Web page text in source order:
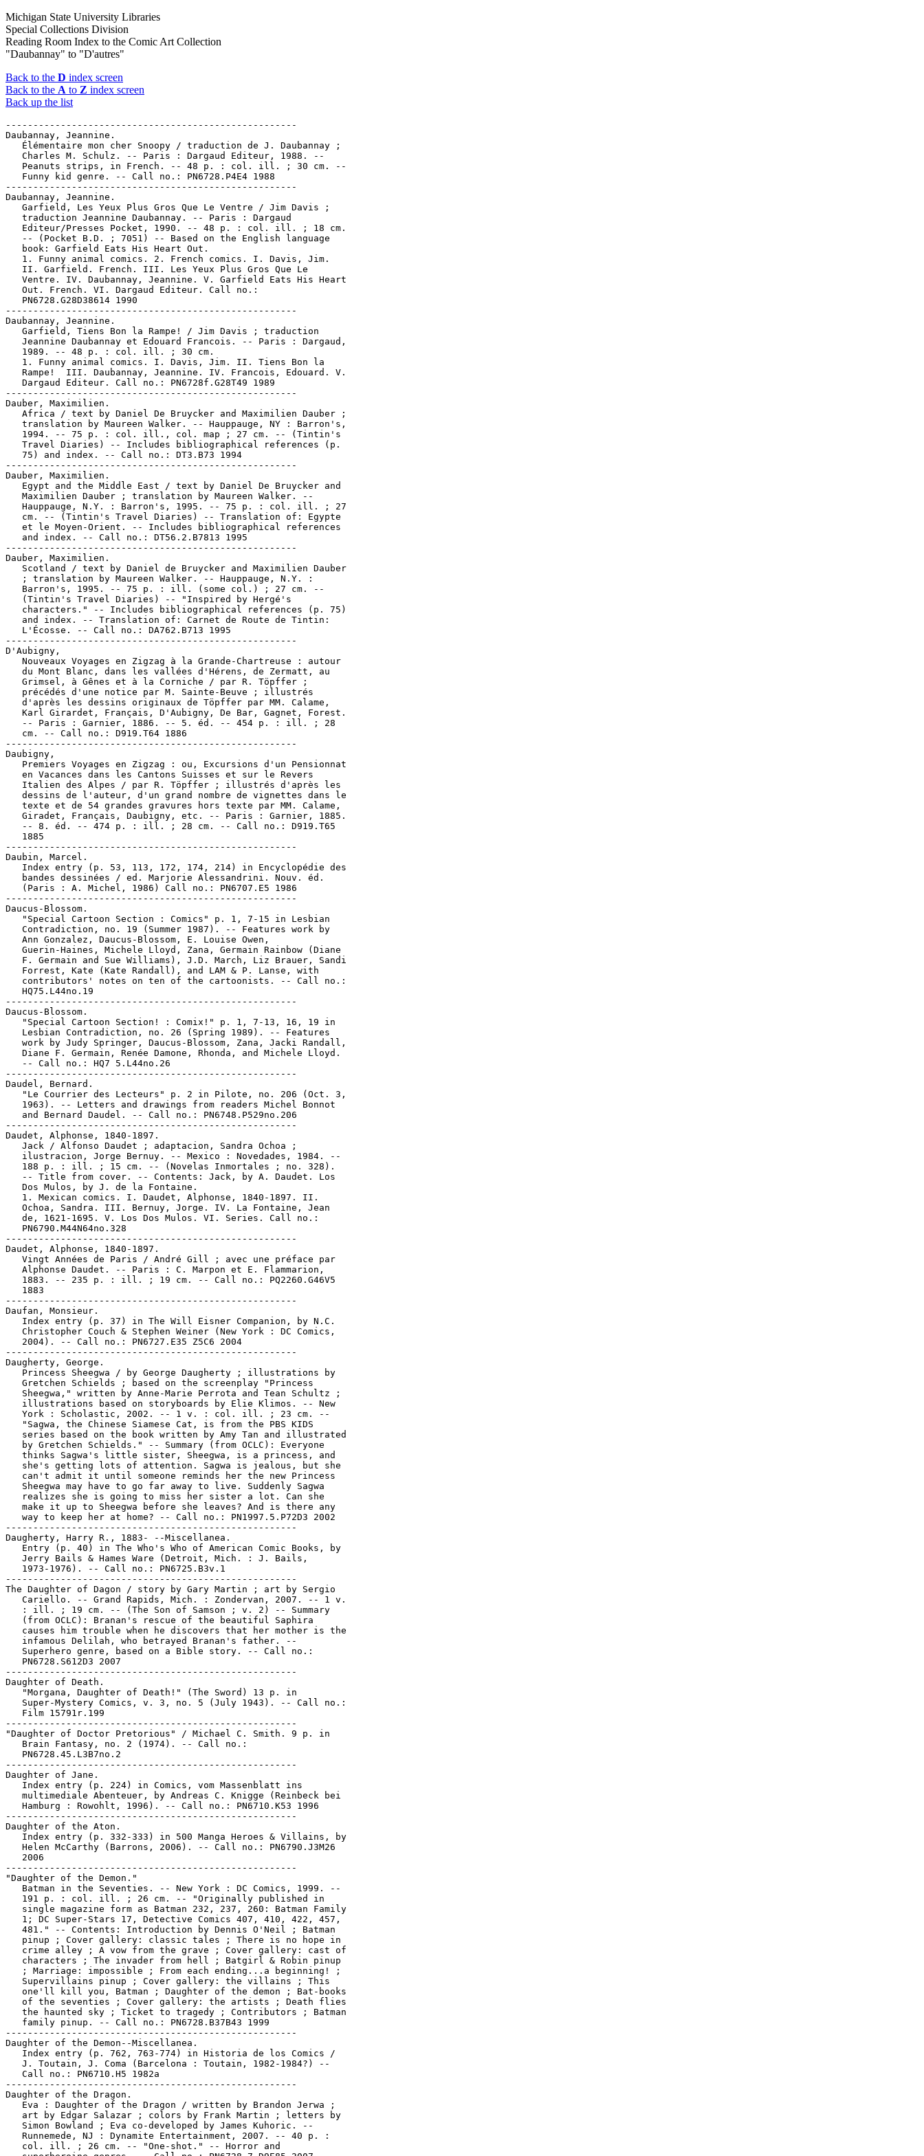
Michigan State University Libraries
Special Collections Division
Reading Room Index to the Comic Art Collection
"Daubannay" to "D'autres"
Back to the D index screen
Back to the A to Z index screen
Back up the list
-----------------------------------------------------
Daubannay, Jeannine.
   Élémentaire mon cher Snoopy / traduction de J. Daubannay ;
   Charles M. Schulz. -- Paris : Dargaud Editeur, 1988. --
   Peanuts strips, in French. -- 48 p. : col. ill. ; 30 cm. --
   Funny kid genre. -- Call no.: PN6728.P4E4 1988
-----------------------------------------------------
Daubannay, Jeannine.
   Garfield, Les Yeux Plus Gros Que Le Ventre / Jim Davis ;
   traduction Jeannine Daubannay. -- Paris : Dargaud
   Editeur/Presses Pocket, 1990. -- 48 p. : col. ill. ; 18 cm.
   -- (Pocket B.D. ; 7051) -- Based on the English language
   book: Garfield Eats His Heart Out.
   1. Funny animal comics. 2. French comics. I. Davis, Jim.
   II. Garfield. French. III. Les Yeux Plus Gros Que Le
   Ventre. IV. Daubannay, Jeannine. V. Garfield Eats His Heart
   Out. French. VI. Dargaud Editeur. Call no.:
   PN6728.G28D38614 1990
-----------------------------------------------------
Daubannay, Jeannine.
   Garfield, Tiens Bon la Rampe! / Jim Davis ; traduction
   Jeannine Daubannay et Edouard Francois. -- Paris : Dargaud,
   1989. -- 48 p. : col. ill. ; 30 cm.
   1. Funny animal comics. I. Davis, Jim. II. Tiens Bon la
   Rampe!  III. Daubannay, Jeannine. IV. Francois, Edouard. V.
   Dargaud Editeur. Call no.: PN6728f.G28T49 1989
-----------------------------------------------------
Dauber, Maximilien.
   Africa / text by Daniel De Bruycker and Maximilien Dauber ;
   translation by Maureen Walker. -- Hauppauge, NY : Barron's,
   1994. -- 75 p. : col. ill., col. map ; 27 cm. -- (Tintin's
   Travel Diaries) -- Includes bibliographical references (p.
   75) and index. -- Call no.: DT3.B73 1994
-----------------------------------------------------
Dauber, Maximilien.
   Egypt and the Middle East / text by Daniel De Bruycker and
   Maximilien Dauber ; translation by Maureen Walker. --
   Hauppauge, N.Y. : Barron's, 1995. -- 75 p. : col. ill. ; 27
   cm. -- (Tintin's Travel Diaries) -- Translation of: Egypte
   et le Moyen-Orient. -- Includes bibliographical references
   and index. -- Call no.: DT56.2.B7813 1995
-----------------------------------------------------
Dauber, Maximilien.
   Scotland / text by Daniel de Bruycker and Maximilien Dauber
   ; translation by Maureen Walker. -- Hauppauge, N.Y. :
   Barron's, 1995. -- 75 p. : ill. (some col.) ; 27 cm. --
   (Tintin's Travel Diaries) -- "Inspired by Hergé's
   characters." -- Includes bibliographical references (p. 75)
   and index. -- Translation of: Carnet de Route de Tintin:
   L'Écosse. -- Call no.: DA762.B713 1995
-----------------------------------------------------
D'Aubigny,
   Nouveaux Voyages en Zigzag à la Grande-Chartreuse : autour
   du Mont Blanc, dans les vallées d'Hérens, de Zermatt, au
   Grimsel, à Gênes et à la Corniche / par R. Töpffer ;
   précédés d'une notice par M. Sainte-Beuve ; illustrés
   d'après les dessins originaux de Töpffer par MM. Calame,
   Karl Girardet, Français, D'Aubigny, De Bar, Gagnet, Forest.
   -- Paris : Garnier, 1886. -- 5. éd. -- 454 p. : ill. ; 28
   cm. -- Call no.: D919.T64 1886
-----------------------------------------------------
Daubigny,
   Premiers Voyages en Zigzag : ou, Excursions d'un Pensionnat
   en Vacances dans les Cantons Suisses et sur le Revers
   Italien des Alpes / par R. Töpffer ; illustrés d'après les
   dessins de l'auteur, d'un grand nombre de vignettes dans le
   texte et de 54 grandes gravures hors texte par MM. Calame,
   Giradet, Français, Daubigny, etc. -- Paris : Garnier, 1885.
   -- 8. éd. -- 474 p. : ill. ; 28 cm. -- Call no.: D919.T65
   1885
-----------------------------------------------------
Daubin, Marcel.
   Index entry (p. 53, 113, 172, 174, 214) in Encyclopédie des
   bandes dessinées / ed. Marjorie Alessandrini. Nouv. éd.
   (Paris : A. Michel, 1986) Call no.: PN6707.E5 1986
-----------------------------------------------------
Daucus-Blossom.
   "Special Cartoon Section : Comics" p. 1, 7-15 in Lesbian
   Contradiction, no. 19 (Summer 1987). -- Features work by
   Ann Gonzalez, Daucus-Blossom, E. Louise Owen,
   Guerin-Haines, Michele Lloyd, Zana, Germain Rainbow (Diane
   F. Germain and Sue Williams), J.D. March, Liz Brauer, Sandi
   Forrest, Kate (Kate Randall), and LAM & P. Lanse, with
   contributors' notes on ten of the cartoonists. -- Call no.:
   HQ75.L44no.19
-----------------------------------------------------
Daucus-Blossom.
   "Special Cartoon Section! : Comix!" p. 1, 7-13, 16, 19 in
   Lesbian Contradiction, no. 26 (Spring 1989). -- Features
   work by Judy Springer, Daucus-Blossom, Zana, Jacki Randall,
   Diane F. Germain, Renée Damone, Rhonda, and Michele Lloyd.
   -- Call no.: HQ7 5.L44no.26
-----------------------------------------------------
Daudel, Bernard.
   "Le Courrier des Lecteurs" p. 2 in Pilote, no. 206 (Oct. 3,
   1963). -- Letters and drawings from readers Michel Bonnot
   and Bernard Daudel. -- Call no.: PN6748.P529no.206
-----------------------------------------------------
Daudet, Alphonse, 1840-1897.
   Jack / Alfonso Daudet ; adaptacion, Sandra Ochoa ;
   ilustracion, Jorge Bernuy. -- Mexico : Novedades, 1984. --
   188 p. : ill. ; 15 cm. -- (Novelas Inmortales ; no. 328).
   -- Title from cover. -- Contents: Jack, by A. Daudet. Los
   Dos Mulos, by J. de la Fontaine.
   1. Mexican comics. I. Daudet, Alphonse, 1840-1897. II.
   Ochoa, Sandra. III. Bernuy, Jorge. IV. La Fontaine, Jean
   de, 1621-1695. V. Los Dos Mulos. VI. Series. Call no.:
   PN6790.M44N64no.328
-----------------------------------------------------
Daudet, Alphonse, 1840-1897.
   Vingt Années de Paris / André Gill ; avec une préface par
   Alphonse Daudet. -- Paris : C. Marpon et E. Flammarion,
   1883. -- 235 p. : ill. ; 19 cm. -- Call no.: PQ2260.G46V5
   1883
-----------------------------------------------------
Daufan, Monsieur.
   Index entry (p. 37) in The Will Eisner Companion, by N.C.
   Christopher Couch & Stephen Weiner (New York : DC Comics,
   2004). -- Call no.: PN6727.E35 Z5C6 2004
-----------------------------------------------------
Daugherty, George.
   Princess Sheegwa / by George Daugherty ; illustrations by
   Gretchen Schields ; based on the screenplay "Princess
   Sheegwa," written by Anne-Marie Perrota and Tean Schultz ;
   illustrations based on storyboards by Elie Klimos. -- New
   York : Scholastic, 2002. -- 1 v. : col. ill. ; 23 cm. --
   "Sagwa, the Chinese Siamese Cat, is from the PBS KIDS
   series based on the book written by Amy Tan and illustrated
   by Gretchen Schields." -- Summary (from OCLC): Everyone
   thinks Sagwa's little sister, Sheegwa, is a princess, and
   she's getting lots of attention. Sagwa is jealous, but she
   can't admit it until someone reminds her the new Princess
   Sheegwa may have to go far away to live. Suddenly Sagwa
   realizes she is going to miss her sister a lot. Can she
   make it up to Sheegwa before she leaves? And is there any
   way to keep her at home? -- Call no.: PN1997.5.P72D3 2002
-----------------------------------------------------
Daugherty, Harry R., 1883- --Miscellanea.
   Entry (p. 40) in The Who's Who of American Comic Books, by
   Jerry Bails & Hames Ware (Detroit, Mich. : J. Bails,
   1973-1976). -- Call no.: PN6725.B3v.1
-----------------------------------------------------
The Daughter of Dagon / story by Gary Martin ; art by Sergio
   Cariello. -- Grand Rapids, Mich. : Zondervan, 2007. -- 1 v.
   : ill. ; 19 cm. -- (The Son of Samson ; v. 2) -- Summary
   (from OCLC): Branan's rescue of the beautiful Saphira
   causes him trouble when he discovers that her mother is the
   infamous Delilah, who betrayed Branan's father. --
   Superhero genre, based on a Bible story. -- Call no.:
   PN6728.S612D3 2007
-----------------------------------------------------
Daughter of Death.
   "Morgana, Daughter of Death!" (The Sword) 13 p. in
   Super-Mystery Comics, v. 3, no. 5 (July 1943). -- Call no.:
   Film 15791r.199
-----------------------------------------------------
"Daughter of Doctor Pretorious" / Michael C. Smith. 9 p. in
   Brain Fantasy, no. 2 (1974). -- Call no.:
   PN6728.45.L3B7no.2
-----------------------------------------------------
Daughter of Jane.
   Index entry (p. 224) in Comics, vom Massenblatt ins
   multimediale Abenteuer, by Andreas C. Knigge (Reinbeck bei
   Hamburg : Rowohlt, 1996). -- Call no.: PN6710.K53 1996
-----------------------------------------------------
Daughter of the Aton.
   Index entry (p. 332-333) in 500 Manga Heroes & Villains, by
   Helen McCarthy (Barrons, 2006). -- Call no.: PN6790.J3M26
   2006
-----------------------------------------------------
"Daughter of the Demon."
   Batman in the Seventies. -- New York : DC Comics, 1999. --
   191 p. : col. ill. ; 26 cm. -- "Originally published in
   single magazine form as Batman 232, 237, 260: Batman Family
   1; DC Super-Stars 17, Detective Comics 407, 410, 422, 457,
   481." -- Contents: Introduction by Dennis O'Neil ; Batman
   pinup ; Cover gallery: classic tales ; There is no hope in
   crime alley ; A vow from the grave ; Cover gallery: cast of
   characters ; The invader from hell ; Batgirl & Robin pinup
   ; Marriage: impossible ; From each ending...a beginning! ;
   Supervillains pinup ; Cover gallery: the villains ; This
   one'll kill you, Batman ; Daughter of the demon ; Bat-books
   of the seventies ; Cover gallery: the artists ; Death flies
   the haunted sky ; Ticket to tragedy ; Contributors ; Batman
   family pinup. -- Call no.: PN6728.B37B43 1999
-----------------------------------------------------
Daughter of the Demon--Miscellanea.
   Index entry (p. 762, 763-774) in Historia de los Comics /
   J. Toutain, J. Coma (Barcelona : Toutain, 1982-1984?) --
   Call no.: PN6710.H5 1982a
-----------------------------------------------------
Daughter of the Dragon.
   Eva : Daughter of the Dragon / written by Brandon Jerwa ;
   art by Edgar Salazar ; colors by Frank Martin ; letters by
   Simon Bowland ; Eva co-developed by James Ku